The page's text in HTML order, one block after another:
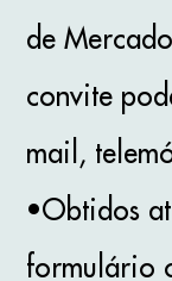
de
convite
mail,
•Obtidos
formulário